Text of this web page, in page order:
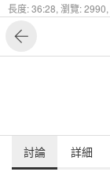
長度: 36:28, 瀏覽: 2990,
討論 詳細